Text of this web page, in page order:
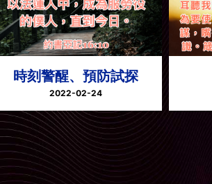
時刻警醒、預防試探
2022-02-24